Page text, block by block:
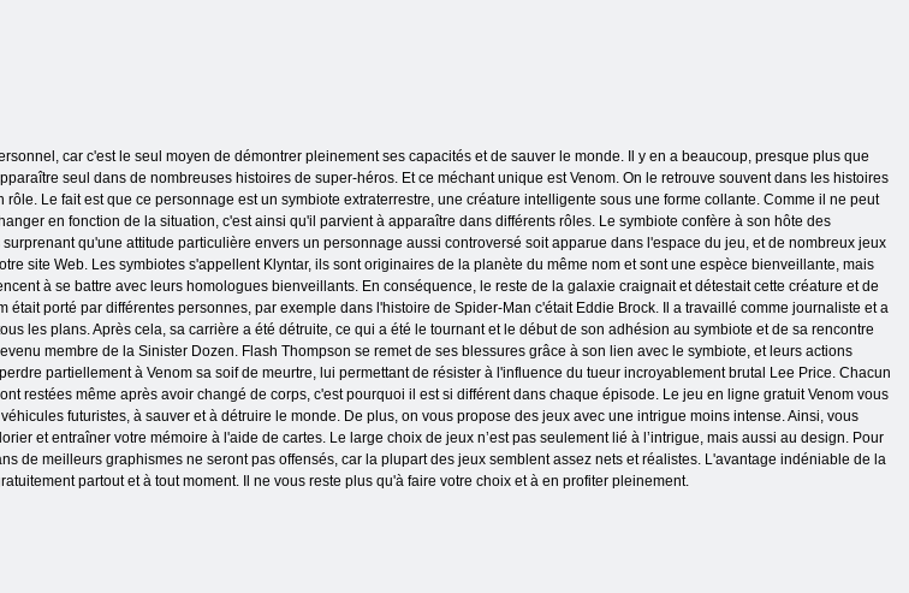
car c'est le seul moyen de démontrer pleinement ses capacités et de sauver le monde. Il y en a beaucoup, presque plus que
seul dans de nombreuses histoires de super-héros. Et ce méchant unique est Venom. On le retrouve souvent dans les histoires
Le fait est que ce personnage est un symbiote extraterrestre, une créature intelligente sous une forme collante. Comme il ne peut
en fonction de la situation, c'est ainsi qu'il parvient à apparaître dans différents rôles. Le symbiote confère à son hôte des
qu'une attitude particulière envers un personnage aussi controversé soit apparue dans l'espace du jeu, et de nombreux jeux
site Web. Les symbiotes s'appellent Klyntar, ils sont originaires de la planète du même nom et sont une espèce bienveillante, mais
à se battre avec leurs homologues bienveillants. En conséquence, le reste de la galaxie craignait et détestait cette créature et de
porté par différentes personnes, par exemple dans l'histoire de Spider-Man c'était Eddie Brock. Il a travaillé comme journaliste et a
les plans. Après cela, sa carrière a été détruite, ce qui a été le tournant et le début de son adhésion au symbiote et de sa rencontre
membre de la Sinister Dozen. Flash Thompson se remet de ses blessures grâce à son lien avec le symbiote, et leurs actions
partiellement à Venom sa soif de meurtre, lui permettant de résister à l'influence du tueur incroyablement brutal Lee Price. Chacun
restées même après avoir changé de corps, c'est pourquoi il est si différent dans chaque épisode. Le jeu en ligne gratuit Venom vous
futuristes, à sauver et à détruire le monde. De plus, on vous propose des jeux avec une intrigue moins intense. Ainsi, vous
et entraîner votre mémoire à l'aide de cartes. Le large choix de jeux n’est pas seulement lié à l’intrigue, mais aussi au design. Pour
de meilleurs graphismes ne seront pas offensés, car la plupart des jeux semblent assez nets et réalistes. L'avantage indéniable de la
partout et à tout moment. Il ne vous reste plus qu'à faire votre choix et à en profiter pleinement.